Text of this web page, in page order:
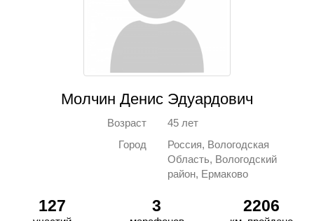
Молчин Денис Эдуардович
Возраст
45 лет
Город
Россия, Вологодская
Область, Вологодский
район, Ермаково
127 3 2206